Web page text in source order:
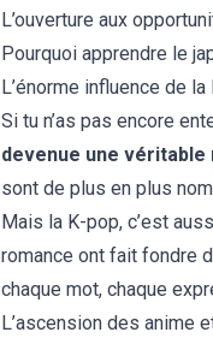
L’ouverture aux
Pourquoi apprendre le
L’énorme influence de
Si tu n’as pas encore
devenue une
sont de plus en plus
Mais la K-pop, c’est
romance ont fait fondre
chaque mot, chaque
L’ascension des anime